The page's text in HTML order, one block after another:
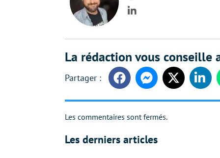
LinkedIn
La rédaction vous conseille
FacebookMessengerTwitter
Les commentaires sont fermés.
Les derniers articles